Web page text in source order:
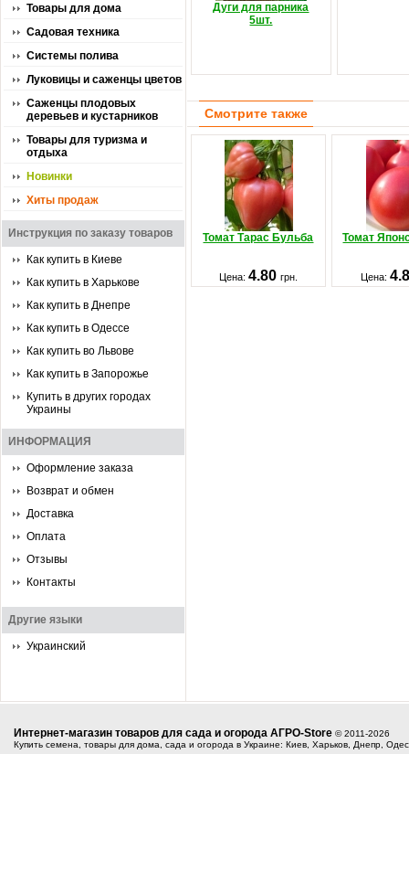
Товары для дома
Садовая техника
Системы полива
Луковицы и саженцы цветов
Саженцы плодовых
деревьев и кустарников
Товары для туризма и
отдыха
Новинки
Хиты продаж
Инструкция по заказу товаров
Как купить в Киеве
Как купить в Харькове
Как купить в Днепре
Как купить в Одессе
Как купить во Львове
Как купить в Запорожье
Купить в других городах
Украины
ИНФОРМАЦИЯ
Оформление заказа
Возврат и обмен
Доставка
Оплата
Отзывы
Контакты
Другие языки
Украинский
Дуги для парника
5шт.
Смотрите также
Томат Тарас Бульба Томат
Цена: 4.80 грн. Цена:
Интернет-магазин товаров для сада и огорода АГРО-Store © 2011-2026
Купить семена, товары для дома, сада и огорода в Украине: Киев, Харьков, Днепр,